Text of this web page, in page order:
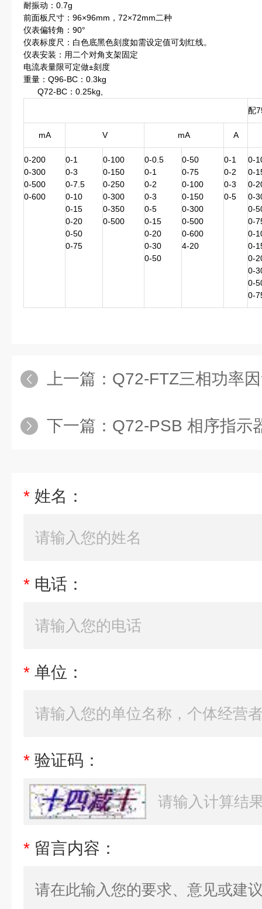
耐振动：0.7g
前面板尺寸：96×96mm，72×72mm二种
仪表偏转角：90°
仪表标度尺：白色底黑色刻度如需设定值可划红线。
仪表安装：用二个对角支架固定
电流表量限可定做±刻度
重量：Q96-BC：0.3kg
Q72-BC：0.25kg,
配
mA V mA A
0-200
0-300
0-500
0-600
0-1
0-3
0-7.5
0-10
0-15
0-20
0-50
0-75
0-100
0-150
0-250
0-300
0-350
0-500
0-0.5
0-1
0-2
0-3
0-5
0-15
0-20
0-30
0-50
0-50
0-75
0-100
0-150
0-300
0-500
0-600
4-20
0-1
0-2
0-3
0-5
0-
0-
0-
0-
0-
0-
0-
0-
0-
0-
0-
0-
上一篇： Q72-FTZ三相功率
下一篇： Q72-PSB 相序指示
* 姓名：
* 电话：
* 单位：
* 验证码：
* 留言内容：